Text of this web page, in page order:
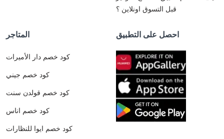
قبل التسوق اونلاين ؟
المتاجر
كود خصم دار الأميرات
كود خصم جيني
كود خصم قولدن سنت
كود خصم اناس
كود خصم ايوا للنظارات
احصل على التطبيق